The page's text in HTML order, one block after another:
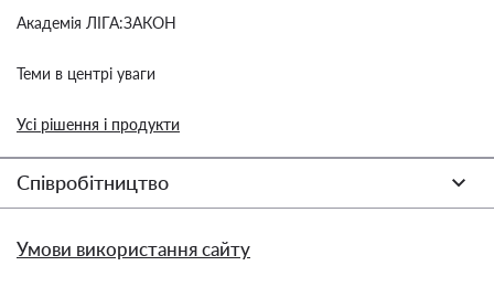
Академія ЛІГА:ЗАКОН
Теми в центрі уваги
Усі рішення і продукти
Співробітництво
Умови використання сайту